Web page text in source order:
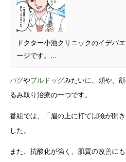
ドクター小池クリニックのイデバ
ージです。...
パグやブルドッグみたいに、頬や、
るみ取り治療の一つです。
番組では、「眉の上に打てば瞼が開
した。
また、抗酸化が強く、肌質の改善にも